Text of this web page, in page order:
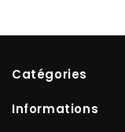
Catégories
Informations